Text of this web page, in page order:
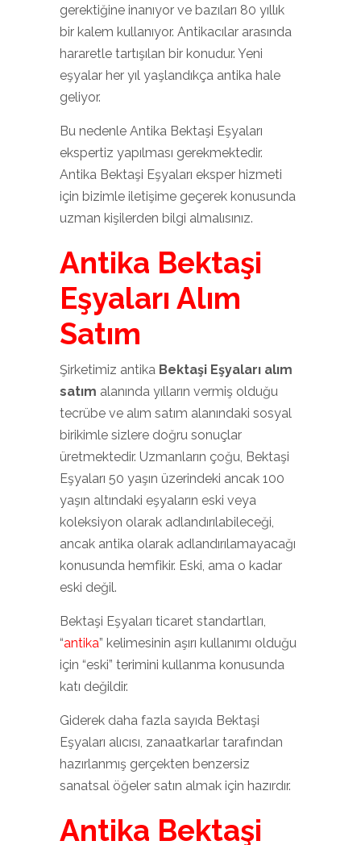
gerektiğine inanıyor ve bazıları 80 yıllık
bir kalem kullanıyor. Antikacılar arasında
hararetle tartışılan bir konudur. Yeni
eşyalar her yıl yaşlandıkça antika hale
geliyor.
Bu nedenle Antika Bektaşi Eşyaları
ekspertiz yapılması gerekmektedir.
Antika Bektaşi Eşyaları eksper hizmeti
için bizimle iletişime geçerek konusunda
uzman kişilerden bilgi almalısınız.
Antika Bektaşi
Eşyaları Alım
Satım
Şirketimiz antika Bektaşi Eşyaları alım
satım alanında yılların vermiş olduğu
tecrübe ve alım satım alanındaki sosyal
birikimle sizlere doğru sonuçlar
üretmektedir. Uzmanların çoğu, Bektaşi
Eşyaları 50 yaşın üzerindeki ancak 100
yaşın altındaki eşyaların eski veya
koleksiyon olarak adlandırılabileceği,
ancak antika olarak adlandırılamayacağı
konusunda hemfikir. Eski, ama o kadar
eski değil.
Bektaşi Eşyaları ticaret standartları,
“antika” kelimesinin aşırı kullanımı olduğu
için “eski” terimini kullanma konusunda
katı değildir.
Giderek daha fazla sayıda Bektaşi
Eşyaları alıcısı, zanaatkarlar tarafından
hazırlanmış gerçekten benzersiz
sanatsal öğeler satın almak için hazırdır.
Antika Bektaşi